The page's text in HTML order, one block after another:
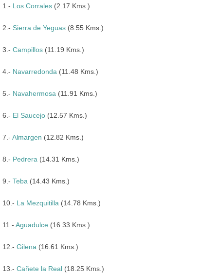
1.- Los Corrales (2.17 Kms.)
2.- Sierra de Yeguas (8.55 Kms.)
3.- Campillos (11.19 Kms.)
4.- Navarredonda (11.48 Kms.)
5.- Navahermosa (11.91 Kms.)
6.- El Saucejo (12.57 Kms.)
7.- Almargen (12.82 Kms.)
8.- Pedrera (14.31 Kms.)
9.- Teba (14.43 Kms.)
10.- La Mezquitilla (14.78 Kms.)
11.- Aguadulce (16.33 Kms.)
12.- Gilena (16.61 Kms.)
13.- Cañete la Real (18.25 Kms.)